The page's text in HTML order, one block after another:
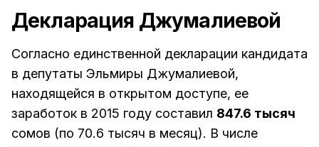
Декларация Джумалиевой
Согласно единственной декларации кандидата
в депутаты Эльмиры Джумалиевой,
находящейся в открытом доступе, ее
заработок в 2015 году составил 847.6 тысяч
сомов (по 70.6 тысяч в месяц). В числе